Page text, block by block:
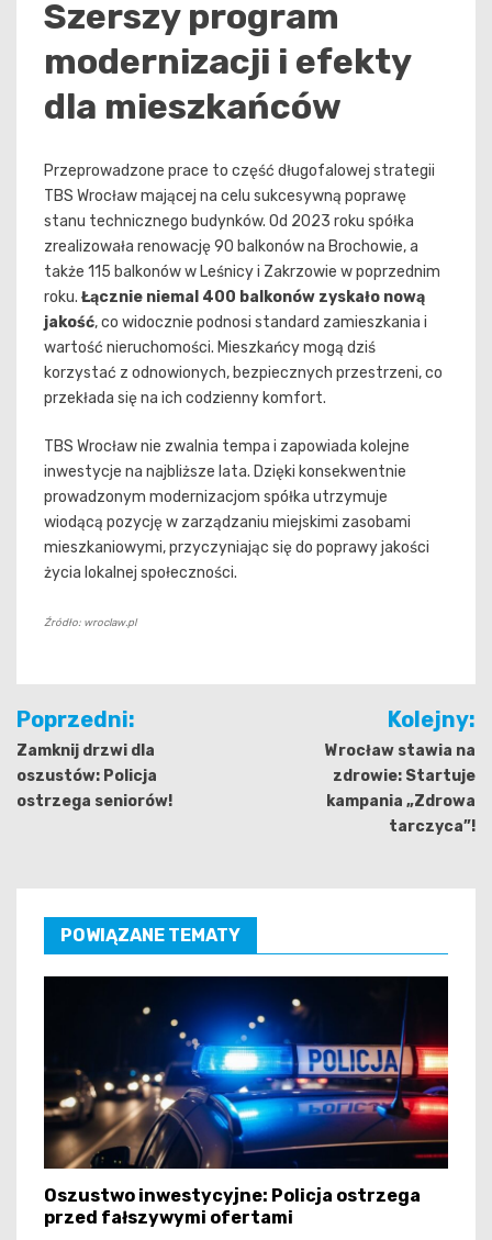
Szerszy program
modernizacji i efekty
dla mieszkańców
Przeprowadzone prace to część długofalowej strategii
TBS Wrocław mającej na celu sukcesywną poprawę
stanu technicznego budynków. Od 2023 roku spółka
zrealizowała renowację 90 balkonów na Brochowie, a
także 115 balkonów w Leśnicy i Zakrzowie w poprzednim
roku. Łącznie niemal 400 balkonów zyskało nową
jakość, co widocznie podnosi standard zamieszkania i
wartość nieruchomości. Mieszkańcy mogą dziś
korzystać z odnowionych, bezpiecznych przestrzeni, co
przekłada się na ich codzienny komfort.
TBS Wrocław nie zwalnia tempa i zapowiada kolejne
inwestycje na najbliższe lata. Dzięki konsekwentnie
prowadzonym modernizacjom spółka utrzymuje
wiodącą pozycję w zarządzaniu miejskimi zasobami
mieszkaniowymi, przyczyniając się do poprawy jakości
życia lokalnej społeczności.
Źródło: wroclaw.pl
Nawigacja
wpisu
Poprzedni:
Zamknij drzwi dla
oszustów: Policja
ostrzega seniorów!
Kolejny:
Wrocław stawia na
zdrowie: Startuje
kampania „Zdrowa
tarczyca”!
POWIĄZANE TEMATY
Oszustwo inwestycyjne: Policja ostrzega
przed fałszywymi ofertami